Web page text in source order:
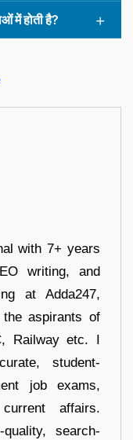
में होती है?
with 7+ years
writing, and
at Adda247,
the aspirants of
Railway etc. I
student-
job exams,
affairs.
search-